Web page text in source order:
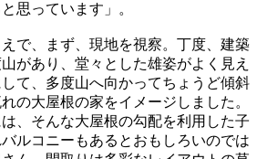
思っています」。
で、まず、現地を視察。丁度、建築
があり、堂々とした雄姿がよく見え
て、多度山へ向かってちょうど傾斜
の大屋根の家をイメージしました。
、そんな大屋根の勾配を利用した子
ルコニーもあるとおもしろいのでは